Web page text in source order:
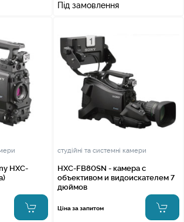
Під замовлення
HXC-
студійні та системні камери
HXC-FB80SN - камера с
объективом и видоискателем 7
дюймов
Ціна за запитом